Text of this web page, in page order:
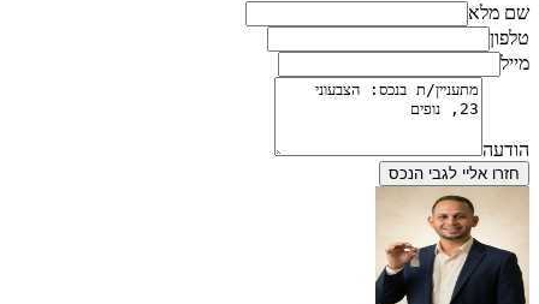
שם מלא
טלפון
מייל
הודעה
חזרו אליי לגבי הנכס